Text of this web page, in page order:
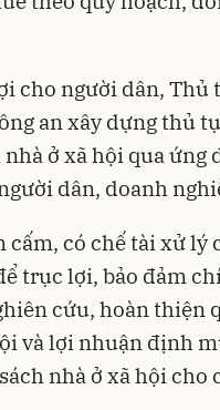
cho người dân, Thủ
an xây dựng thủ
ở xã hội qua ứng
dân, doanh
có chế tài xử lý
trục lợi, bảo đảm
cứu, hoàn thiện
và lợi nhuận định
nhà ở xã hội cho